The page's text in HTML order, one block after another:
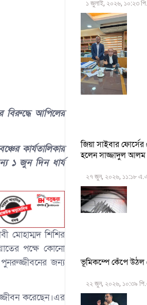
বিরুদ্ধে আপিলের
কার্যতালিকার
১ জুন দিন ধার্য
মোহাম্মদ শিশির
পক্ষে কোনো
জন্য
করেছেন।এর
১ জুলাই, ২০২৬, ১০:২৩
জিয়া সাইবার ফোর্সের
হলেন সাজ্জাদুল
২৭ জুন, ২০২৬, ১১:১৮
ভূমিকম্পে কেঁপে উঠল
২২ জুন, ২০২৬, ১০:৩৯